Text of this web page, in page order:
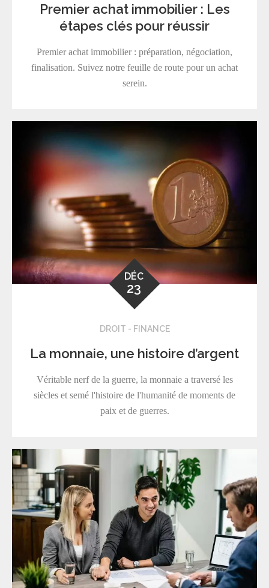
Premier achat immobilier : Les
étapes clés pour réussir
Premier achat immobilier : préparation, négociation,
finalisation. Suivez notre feuille de route pour un achat
serein.
DÉC
23
DROIT - FINANCE
La monnaie, une histoire d’argent
Véritable nerf de la guerre, la monnaie a traversé les
siècles et semé l'histoire de l'humanité de moments de
paix et de guerres.